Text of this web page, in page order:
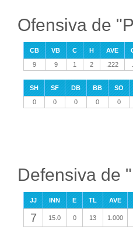
Ofensiva de
CB VB C H AVE
9
9 1 2 .222
SH SF DB BB
SO
0
0 0 0 0
Defensiva de
JJ INN E TL AVE
7 15.0 0 13 1.000